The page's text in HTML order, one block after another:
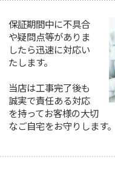
保証期間中に不具合
や疑問点等がありま
したら迅速に対応い
たします。
当店は工事完了後も
誠実で責任ある対応
を持ってお客様の大切
なご自宅をお守りします。